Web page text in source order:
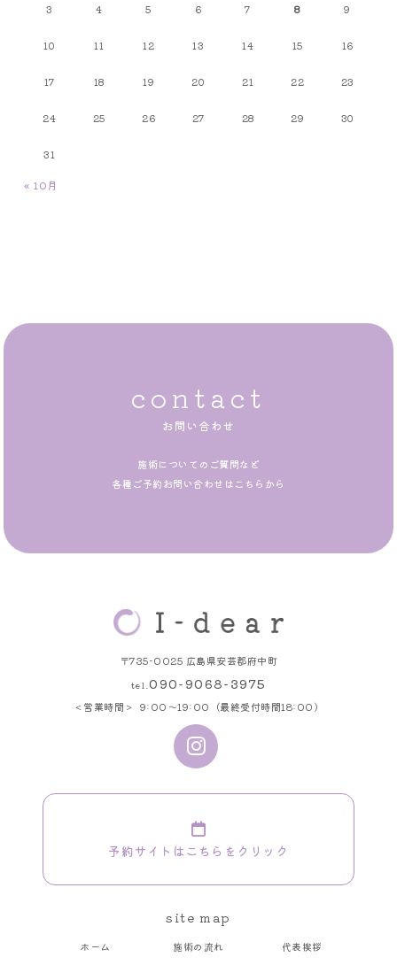
3 4 5 6 7 8 9
10 11 12 13 14 15 16
17 18 19 20 21 22 23
24 25 26 27 28 29 30
31
« 10月
contact
お問い合わせ
施術についてのご質問など
各種ご予約お問い合わせはこちらから
〒735-0025 広島県安芸郡府中町
tel.090-9068-3975
営業時間 9:00～19:00（最終受付時間18:00）
予約サイトはこちらをクリック
site map
ホーム
施術の流れ
代表挨拶